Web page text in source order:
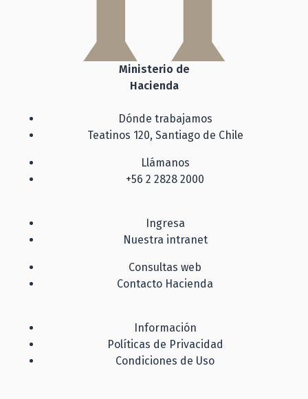
Ministerio de
Hacienda
Dónde trabajamos
Teatinos 120, Santiago de Chile
Llámanos
+56 2 2828 2000
Ingresa
Nuestra intranet
Consultas web
Contacto Hacienda
Información
Políticas de Privacidad
Condiciones de Uso